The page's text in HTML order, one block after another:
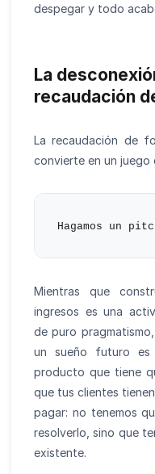
despegar y todo
La
recaudación
La recaudación de
convierte en un juego
Mientras que
ingresos es una
de puro
un sueño futuro
producto que tiene
que tus clientes
pagar: no tenemos
resolverlo, sino que
existente.